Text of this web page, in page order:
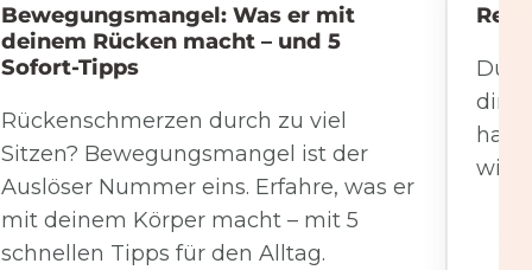
Bewegungsmangel: Was er mit
deinem Rücken macht – und 5
Sofort-Tipps
Rückenschmerzen durch zu viel
Sitzen? Bewegungsmangel ist der
Auslöser Nummer eins. Erfahre, was er
mit deinem Körper macht – mit 5
schnellen Tipps für den Alltag.
Du
hat.